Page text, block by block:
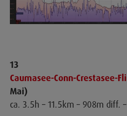
13
Caumasee-Conn-Crestasee-
Mai)
ca. 3.5h – 11.5km – 908m diff.